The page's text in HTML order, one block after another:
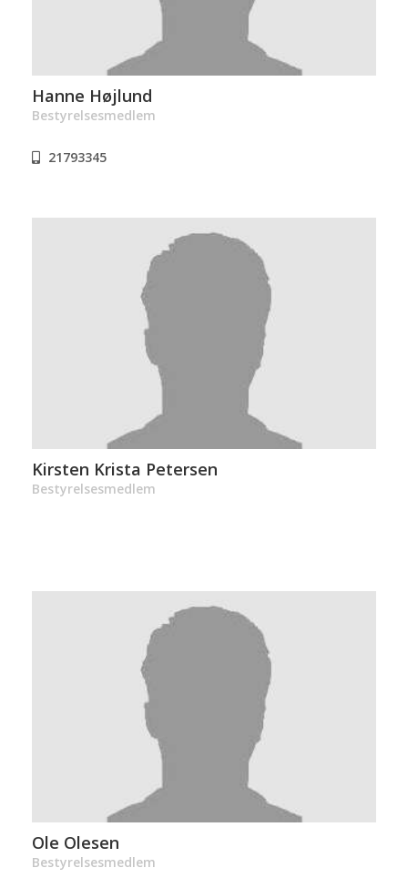
Hanne Højlund
Bestyrelsesmedlem
21793345
Kirsten Krista Petersen
Bestyrelsesmedlem
Ole Olesen
Bestyrelsesmedlem